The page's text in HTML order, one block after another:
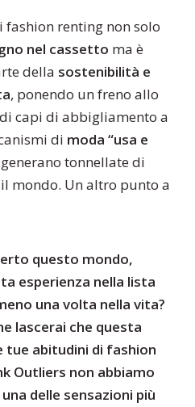
fashion renting non solo
nel cassetto ma è
della sostenibilità e
, ponendo un freno allo
capi di abbigliamento a
di moda “usa e
tonnellate di
mondo. Un altro punto a
questo mondo,
esperienza nella lista
una volta nella vita?
lascerai che questa
tue abitudini di fashion
Outliers non abbiamo
delle sensazioni più